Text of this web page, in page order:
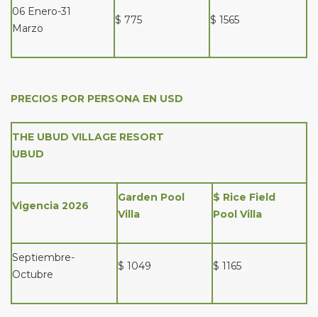
06 Enero-31
Marzo
$ 775 $ 1565
PRECIOS POR PERSONA EN USD
THE UBUD VILLAGE RESORT
UBUD
Vigencia 2026
Garden Pool
Villa
$ Rice Field
Pool Villa
Septiembre-
Octubre
$ 1049 $ 1165